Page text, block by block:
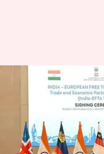
இந்தியா-
ஒப்பந்தம்
இதன்
இருக்கும்?